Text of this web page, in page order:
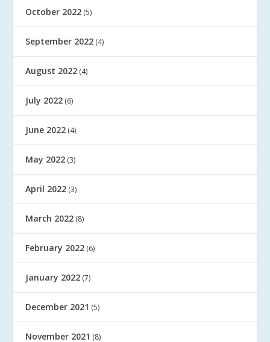
October 2022 (5)
September 2022 (4)
August 2022 (4)
July 2022 (6)
June 2022 (4)
May 2022 (3)
April 2022 (3)
March 2022 (8)
February 2022 (6)
January 2022 (7)
December 2021 (5)
November 2021 (8)